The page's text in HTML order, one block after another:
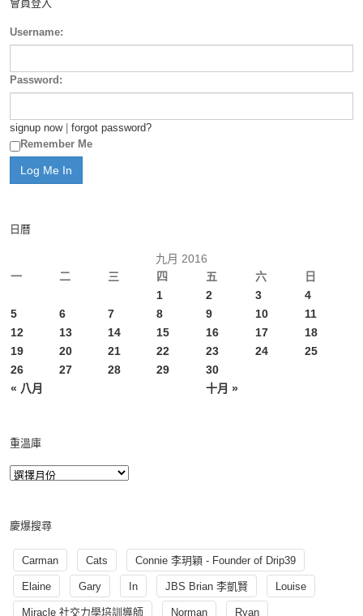
會員登入
Username:
Password:
signup now| forgot password?
Remember Me
日曆
九月 2016
一
二 三 四 五 六 日
« 八月 十月 »
1 2 3
4
5
6 7 8 9 10
11
12
13 14 15 16 17
18
19
20 21 22 23 24
25
26
27 28 29 30
重溫庫
慶爆搜尋
Carman Cats Connie 李玥穎 - Founder of Drip39
Elaine Gary In JBS Brian 李凱賢 Louise
Miracle 社交力學培訓導師 Norman Ryan